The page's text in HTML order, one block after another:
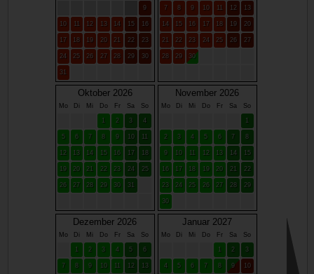
9
10 12 13 14 15 16
17 18 19 20 21 22 23
24 25 26 27 28 29 30
31
7 8 9 10 12 13
14 15 16 17 18 19 20
21 22 23 24 25 26 27
28 29 30
Oktober 2026
Mo Di Mi Do Fr Sa So
2 3 4
5 6 7 8 9 10
12 13 14 15 16 17 18
19 20 21 22 23 24 25
26 27 28 29 30 31
November 2026
Mo Di Mi Do Fr Sa So
2 3 4 5 6 7 8
9 10 12 13 14 15
16 17 18 19 20 21 22
23 24 25 26 27 28 29
30
Dezember 2026
Mo Di Mi Do Fr Sa So
2 3 4 5 6
7 8 9 10 12 13
Januar 2027
Mo Di Mi Do Fr Sa So
2 3
4 5 6 7 8 9 10